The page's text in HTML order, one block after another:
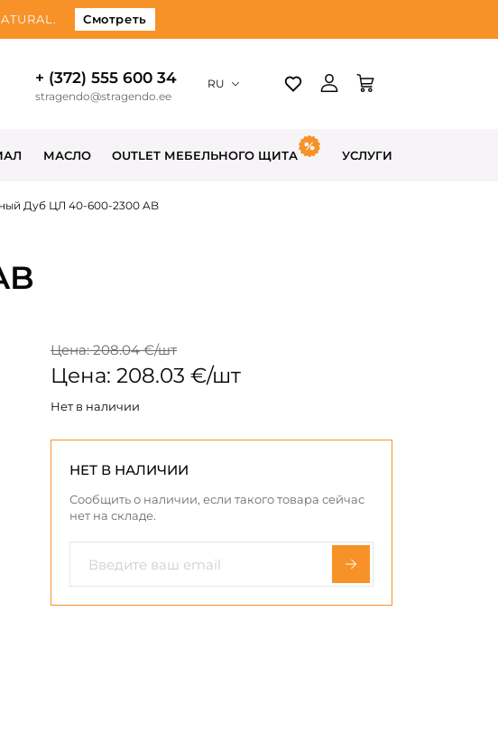
Смотреть
+ (372) 555 600 34
stragendo@stragendo.ee
RU
МАСЛО OUTLET МЕБЕЛЬНОГО ЩИТА УСЛУГИ
Дуб ЦЛ 40-600-2300 AB
Цена: 208.04 €/шт
Цена: 208.03 €/шт
Нет в наличии
НЕТ В НАЛИЧИИ
Сообщить о наличии, если такого товара сейчас
нет на складе.